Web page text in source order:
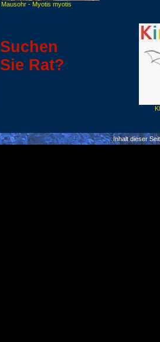
Mausohr - Myotis myotis
Suchen
Sie Rat?
Inhalt dieser